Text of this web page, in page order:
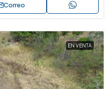
Correo
EN VENTA